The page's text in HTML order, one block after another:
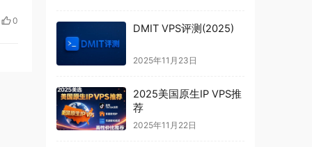
0
DMIT VPS评测(2025)
2025年11月23日
2025美国原生IP VPS推
荐
2025年11月22日